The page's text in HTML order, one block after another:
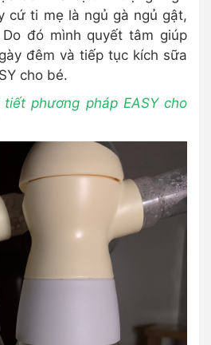
cứ ti mẹ là ngủ gà ngủ gật,
đó mình quyết tâm giúp
đêm và tiếp tục kích sữa
cho bé.
phương pháp EASY cho